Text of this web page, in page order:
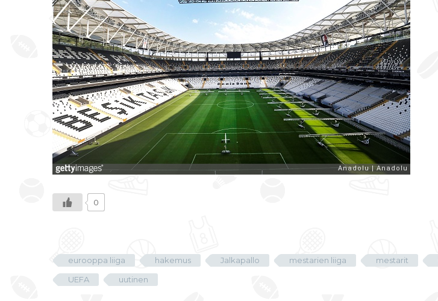
0
eurooppa liiga hakemus Jalkapallo mestarien liiga mestarit
UEFA
uutinen